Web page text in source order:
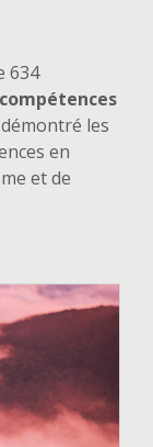
634
les
en
et de